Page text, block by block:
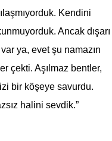
Kendini
Ancak dışarı
ya, evet şu namazın
çekti. Aşılmaz bentler,
bir köşeye savurdu.
halini sevdik.”